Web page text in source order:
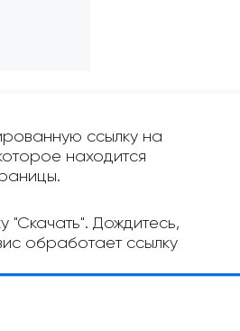
ссылку на
находится
"Скачать". Дождитесь,
обработает ссылку